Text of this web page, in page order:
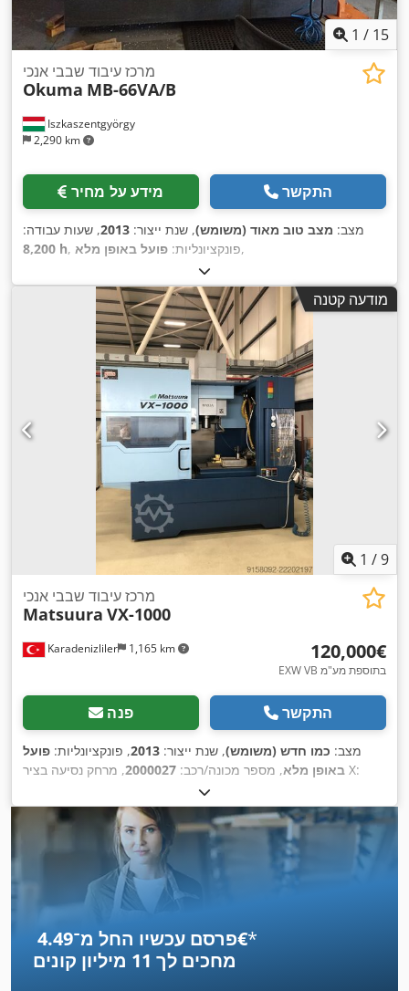
1 / 15
Iszkaszentgyörgy
2,290 km
מרכז עיבוד שבבי אנכי
Okuma MB-66VA/B
מידע על מחיר התקשר
מצב: מצב טוב מאוד (משומש), שנת ייצור: 2013, שעות עבודה:
8,200 h
, פונקציונליות: פועל באופן מלא ,
מודעה קטנה
1 /9
Karadenizliler 1,165 km
מרכז עיבוד שבבי אנכי
Matsuura VX-1000
‏120,000 ‏€
EXW VB בתוספת מע"מ
פנה התקשר
מצב: כמו חדש (משומש), שנת ייצור: 2013, פונקציונליות: פועל
באופן מלא, מספר מכונה/רכב: 2000027
, מרחק נסיעה בציר X:
, מרחק תנועה בציר Y:
610 מ"מ, הספק נומינלי (מדומה):30 ק״ו״א , מומנט:150
ניוטון-מטר, יצרן בקרים:fanuc , דגם בקר:FANUC 31İ-MODEL B,
אורך חומר העבודה (מקסימום):
1,200 מ"מ
, רוחב חומר הגלם
(מקסימלי):
600 מ"מ , רוחב שולחן: 600 מ"מ , אורך שולחן:
, מהירות סיבוב (מקסימלית):15,000 סל"ד
, מהירות ציר
מסוע שבבים, תיעוד / מדריך
פרסם עכשיו החל מ־‏4.49 ‏€*
מחכים לך 11 מיליון קונים